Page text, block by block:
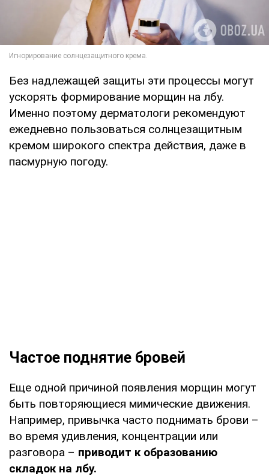
Без надлежащей защиты эти процессы могут
ускорять формирование морщин на лбу.
Именно поэтому дерматологи рекомендуют
ежедневно пользоваться солнцезащитным
кремом широкого спектра действия, даже в
пасмурную погоду.
Частое поднятие бровей
Еще одной причиной появления морщин могут
быть повторяющиеся мимические движения.
Например, привычка часто поднимать брови –
во время удивления, концентрации или
разговора – приводит к образованию
складок на лбу.